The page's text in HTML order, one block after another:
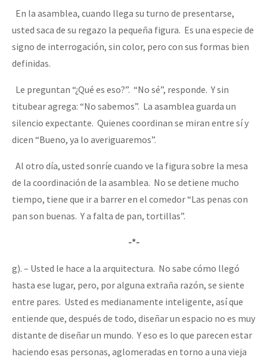
En la asamblea, cuando llega su turno de presentarse,
usted saca de su regazo la pequeña figura. Es una especie de
signo de interrogación, sin color, pero con sus formas bien
definidas.
Le preguntan “¿Qué es eso?”. “No sé”, responde. Y sin
titubear agrega: “No sabemos”. La asamblea guarda un
silencio expectante. Quienes coordinan se miran entre sí y
dicen “Bueno, ya lo averiguaremos”.
Al otro día, usted sonríe cuando ve la figura sobre la mesa
de la coordinación de la asamblea. No se detiene mucho
tiempo, tiene que ir a barrer en el comedor “Las penas con
pan son buenas. Y a falta de pan, tortillas”.
-*-
g). – Usted le hace a la arquitectura. No sabe cómo llegó
hasta ese lugar, pero, por alguna extraña razón, se siente
entre pares. Usted es medianamente inteligente, así que
entiende que, después de todo, diseñar un espacio no es muy
distante de diseñar un mundo. Y eso es lo que parecen estar
haciendo esas personas, aglomeradas en torno a una vieja